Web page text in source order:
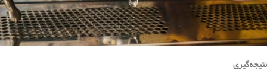
نتیجه‌گیری